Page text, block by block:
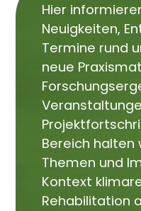
Hier
Neuigkeiten,
Termine rund
neue
Bereich halten
Themen und
Kontext
Rehabilitation